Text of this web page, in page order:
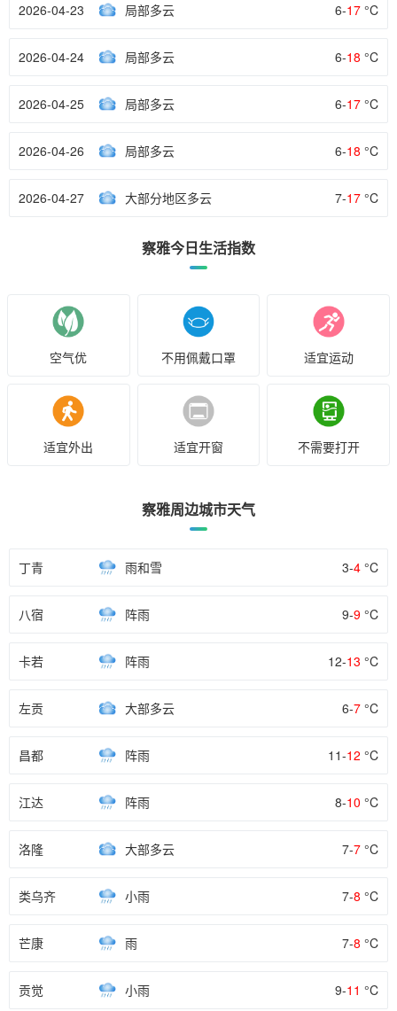
2026-04-23 局部多云 6-17 °C
2026-04-24 局部多云 6-18 °C
2026-04-25 局部多云 6-17 °C
2026-04-26 局部多云 6-18 °C
2026-04-27 大部分地区多云 7-17 °C
察雅今日生活指数
空气优 不用佩戴口罩 适宜运动
适宜外出 适宜开窗 不需要打开
察雅周边城市天气
丁青 雨和雪 3-4 °C
八宿 阵雨 9-9 °C
卡若 阵雨 12-13 °C
左贡 大部多云 6-7 °C
昌都 阵雨 11-12 °C
江达 阵雨 8-10 °C
洛隆 大部多云 7-7 °C
类乌齐 小雨 7-8 °C
芒康 雨 7-8 °C
贡觉 小雨 9-11 °C